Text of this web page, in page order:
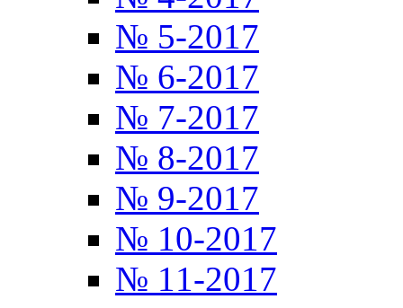
№ 5-2017
№ 6-2017
№ 7-2017
№ 8-2017
№ 9-2017
№ 10-2017
№ 11-2017